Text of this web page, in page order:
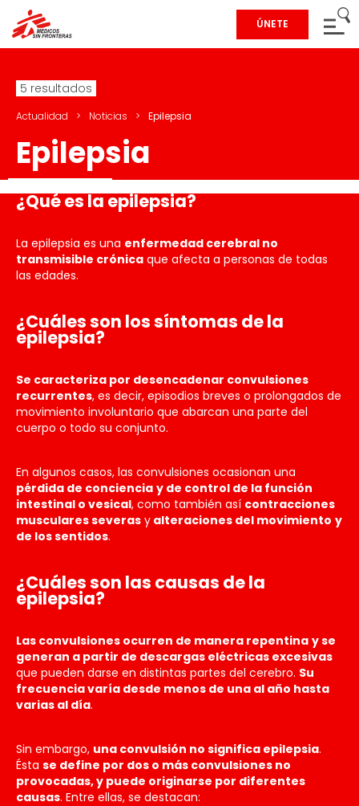
ÚNETE
5 resultados
Actualidad > Noticias > Epilepsia
Epilepsia
¿Qué es la epilepsia?
La epilepsia es una enfermedad cerebral no
transmisible crónica que afecta a personas de todas
las edades.
¿Cuáles son los síntomas de la
epilepsia?
Se caracteriza por desencadenar convulsiones
recurrentes, es decir, episodios breves o prolongados de
movimiento involuntario que abarcan una parte del
cuerpo o todo su conjunto.
En algunos casos, las convulsiones ocasionan una
pérdida de conciencia y de control de la función
intestinal o vesical, como también así contracciones
musculares severas y alteraciones del movimiento y
de los sentidos.
¿Cuáles son las causas de la
epilepsia?
Las convulsiones ocurren de manera repentina y se
generan a partir de descargas eléctricas excesivas
que pueden darse en distintas partes del cerebro. Su
frecuencia varía desde menos de una al año hasta
varias al día.
Sin embargo, una convulsión no significa epilepsia.
Ésta se define por dos o más convulsiones no
provocadas, y puede originarse por diferentes
causas. Entre ellas, se destacan: